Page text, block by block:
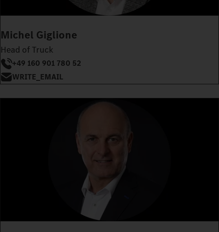
Michel Giglione
Head of Truck
+49 160 901 780 52
WRITE_EMAIL